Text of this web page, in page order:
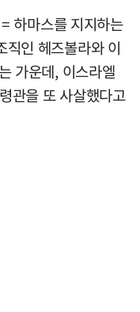
하마스를 지지하는
직인 헤즈볼라와 이
가운데, 이스라엘
관을 또 사살했다고